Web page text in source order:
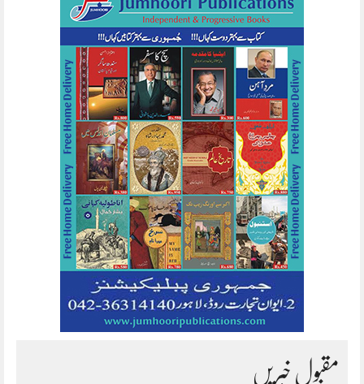
مقبول خبریں